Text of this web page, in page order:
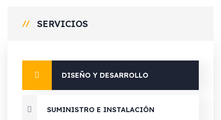
SERVICIOS
DISEÑO Y DESARROLLO
SUMINISTRO E INSTALACIÓN